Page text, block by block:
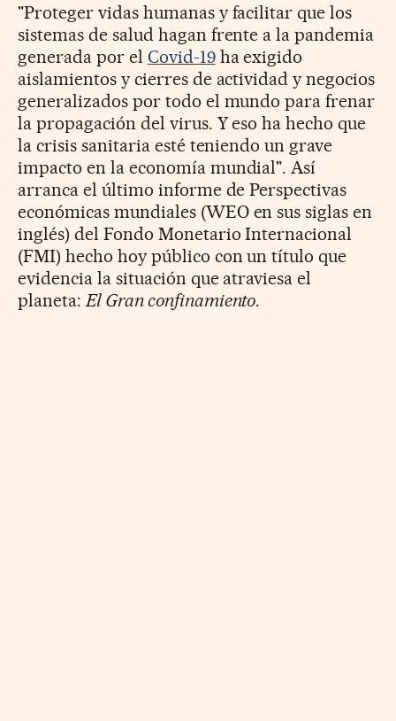
"Proteger vidas humanas y facilitar que los
sistemas de salud hagan frente a la pandemia
generada por el Covid-19ha exigido
aislamientos y cierres de actividad y negocios
generalizados por todo el mundo para frenar
la propagación del virus. Y eso ha hecho que
la crisis sanitaria esté teniendo un grave
impacto en la economía mundial". Así
arranca el último informe de Perspectivas
económicas mundiales (WEO en sus siglas en
inglés) del Fondo Monetario Internacional
(FMI) hecho hoy público con un título que
evidencia la situación que atraviesa el
planeta:El Gran confinamiento.